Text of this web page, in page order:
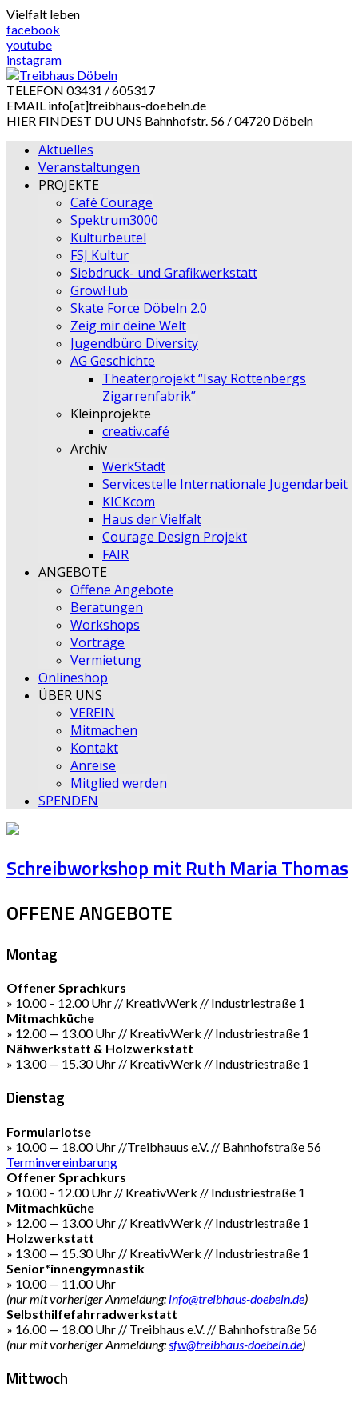
Skip
to
content
Vielfalt leben
facebook
youtube
instagram
TELEFON 03431 / 605317
EMAIL info[at]treibhaus-doebeln.de
HIER FINDEST DU UNS Bahnhofstr. 56 / 04720 Döbeln
Aktuelles
Veranstaltungen
PROJEKTE
Café Courage
Spektrum3000
Kulturbeutel
FSJ Kultur
Siebdruck- und Grafikwerkstatt
GrowHub
Skate Force Döbeln 2.0
Zeig mir deine Welt
Jugendbüro Diversity
AG Geschichte
Theaterprojekt “Isay Rottenbergs
Zigarrenfabrik”
Kleinprojekte
creativ.café
Archiv
WerkStadt
Servicestelle Internationale Jugendarbeit
KICKcom
Haus der Vielfalt
Courage Design Projekt
FAIR
ANGEBOTE
Offene Angebote
Beratungen
Workshops
Vorträge
Vermietung
Onlineshop
ÜBER UNS
VEREIN
Mitmachen
Kontakt
Anreise
Mitglied werden
SPENDEN
Schreibworkshop mit Ruth Maria Thomas
OFFENE ANGEBOTE
Montag
Offener Sprachkurs
» 10.00 – 12.00 Uhr // KreativWerk // Industriestraße 1
Mitmachküche
» 12.00 — 13.00 Uhr // KreativWerk // Industriestraße 1
Nähwerkstatt & Holzwerkstatt
» 13.00 — 15.30 Uhr // KreativWerk // Industriestraße 1
Dienstag
Formularlotse
» 10.00 — 18.00 Uhr //Treibhauus e.V. // Bahnhofstraße 56
Terminvereinbarung
Offener Sprachkurs
» 10.00 – 12.00 Uhr // KreativWerk // Industriestraße 1
Mitmachküche
» 12.00 — 13.00 Uhr // KreativWerk // Industriestraße 1
Holzwerkstatt
» 13.00 — 15.30 Uhr // KreativWerk // Industriestraße 1
Senior*innengymnastik
» 10.00 — 11.00 Uhr
(nur mit vorheriger Anmeldung: info@treibhaus-doebeln.de)
Selbsthilfefahrradwerkstatt
» 16.00 — 18.00 Uhr // Treibhaus e.V. // Bahnhofstraße 56
(nur mit vorheriger Anmeldung:sfw@treibhaus-doebeln.de)
Mittwoch